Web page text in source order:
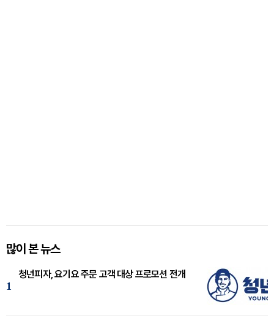
많이 본 뉴스
1
청년피자, 요기요 주문 고객 대상 프로모션 전개